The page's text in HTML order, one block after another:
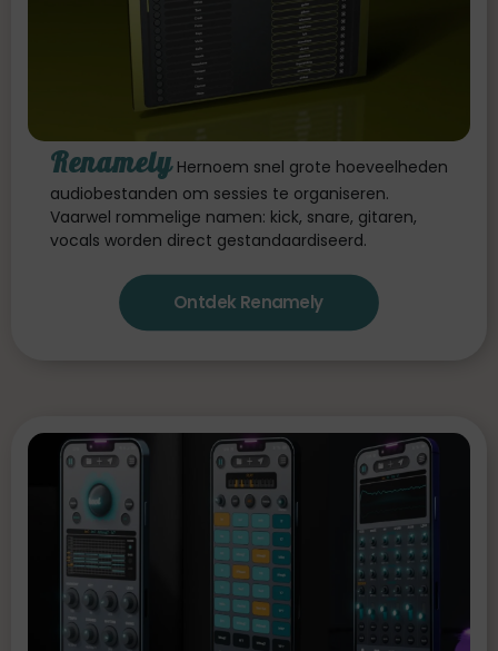
Renamely Hernoem snel grote hoeveelheden
audiobestanden om sessies te organiseren.
Vaarwel rommelige namen: kick, snare, gitaren,
vocals worden direct gestandaardiseerd.
Ontdek Renamely